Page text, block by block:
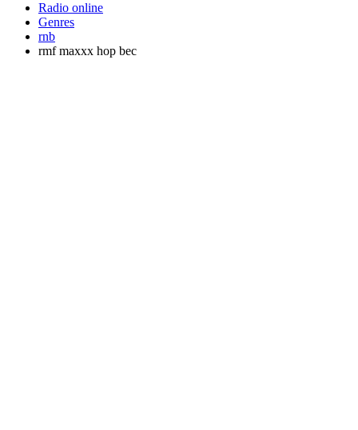
Radio online
Genres
rnb
rmf maxxx hop bec